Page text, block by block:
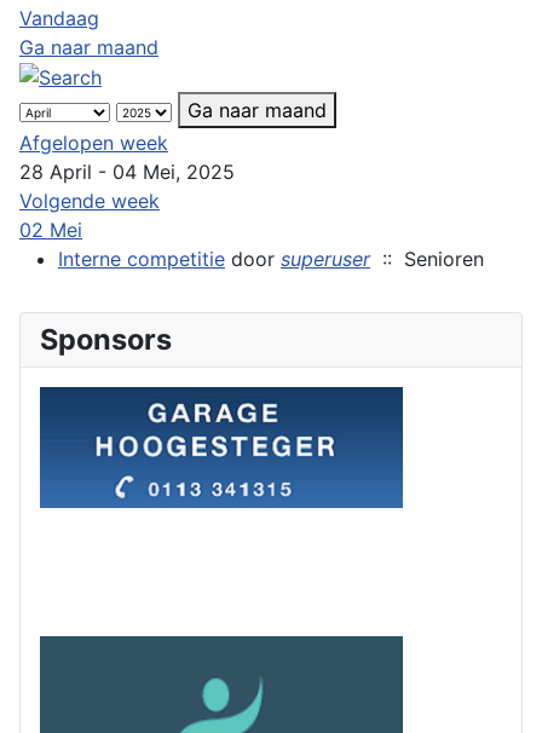
Vandaag
Ga naar maand
Ga naar maand
Afgelopen week
28 April - 04 Mei, 2025
Volgende week
02 Mei
Interne competitie door superuser:: Senioren
Sponsors